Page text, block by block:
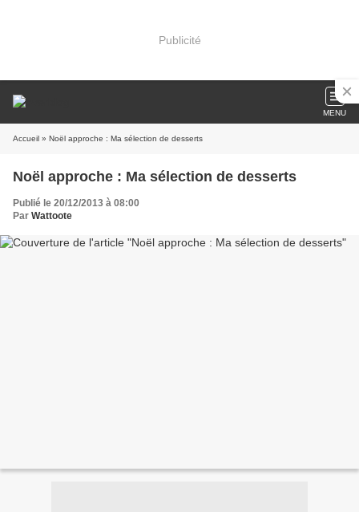
Publicité
MENU
Accueil » Noël approche : Ma sélection de desserts
Noël approche : Ma sélection de desserts
Publié le 20/12/2013 à 08:00
Par Wattoote